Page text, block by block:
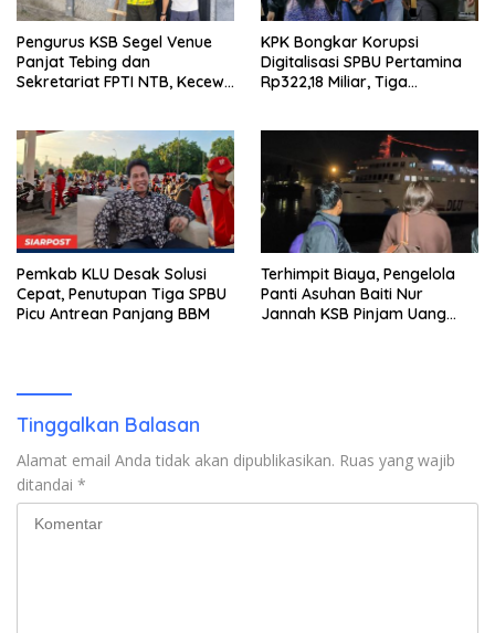
Pengurus KSB Segel Venue
Panjat Tebing dan
Sekretariat FPTI NTB, Kecewa
KPK Bongkar Korupsi
Digitalisasi SPBU Pertamina
Rp322,18 Miliar, Tiga
Pemkab KLU Desak Solusi
Cepat, Penutupan Tiga SPBU
Picu Antrean Panjang BBM
Terhimpit Biaya, Pengelola
Panti Asuhan Baiti Nur
Jannah KSB Pinjam Uang
Tinggalkan Balasan
Alamat email Anda tidak akan dipublikasikan. Ruas yang wajib
ditandai *